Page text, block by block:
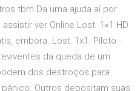
tbm.Da uma ajuda aí por
ver Online Lost: 1×1 HD
embora. Lost: 1x1. Piloto -
da queda de um
dos destroços para
Outros depositam suas